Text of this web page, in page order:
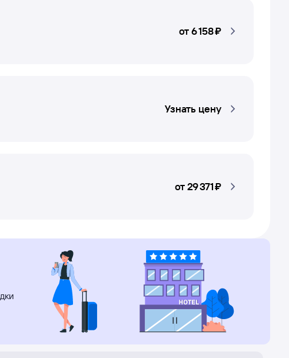
от6 ⁠158 ⁠₽
Узнать цену
от29 ⁠371 ⁠₽